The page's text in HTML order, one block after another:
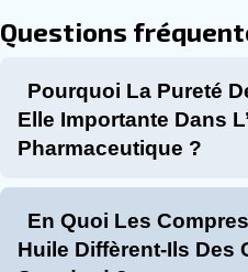
Revêtement des
Emballage des gélules
:
exempt de contamination.
telles que le mélange et le